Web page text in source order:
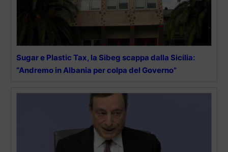
Sugar e Plastic Tax, la Sibeg scappa dalla Sicilia:
“Andremo in Albania per colpa del Governo”